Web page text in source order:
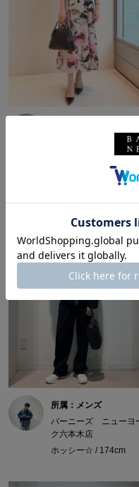
バーニーズ ニューヨ
所属：メンズ
バーニーズ ニューヨ
ク六本木店
ホッシー☆ / 174cm